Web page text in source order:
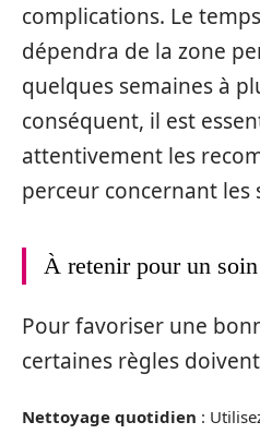
complications. Le
dépendra de la zone
quelques semaines à
conséquent, il est
attentivement les
perceur concernant les
À retenir pour un
Pour favoriser une
certaines règles
Nettoyage quotidien :